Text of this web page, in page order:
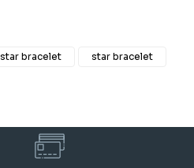
star bracelet star bracelet